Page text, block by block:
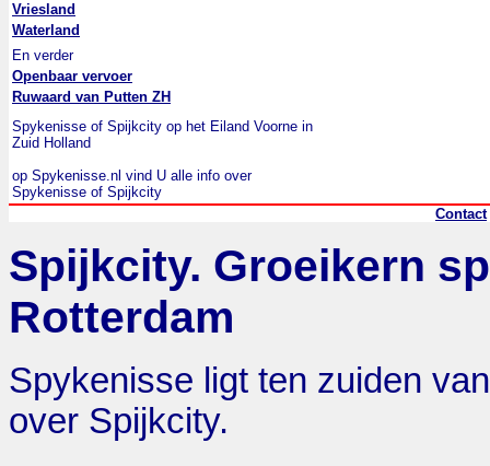
Vriesland
Waterland
En verder
Openbaar vervoer
Ruwaard van Putten ZH
Spykenisse of Spijkcity op het Eiland Voorne in
Zuid Holland
op Spykenisse.nl vind U alle info over
Spykenisse of Spijkcity
Contact
Spijkcity. Groeikern
Rotterdam
Spykenisse ligt ten zuiden
over Spijkcity.